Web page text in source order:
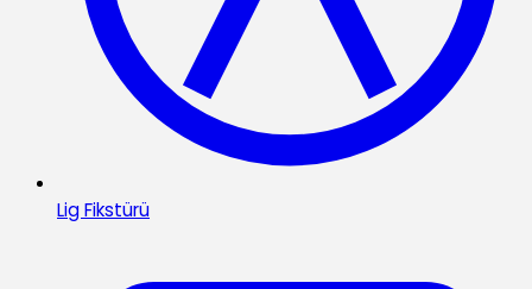
Lig Fikstürü